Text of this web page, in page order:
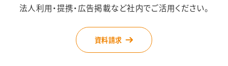
法人利用・提携・広告掲載など社内でご活用ください。
資料請求